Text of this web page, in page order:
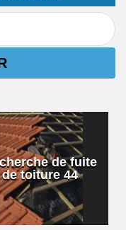
de fuite
de toiture 44